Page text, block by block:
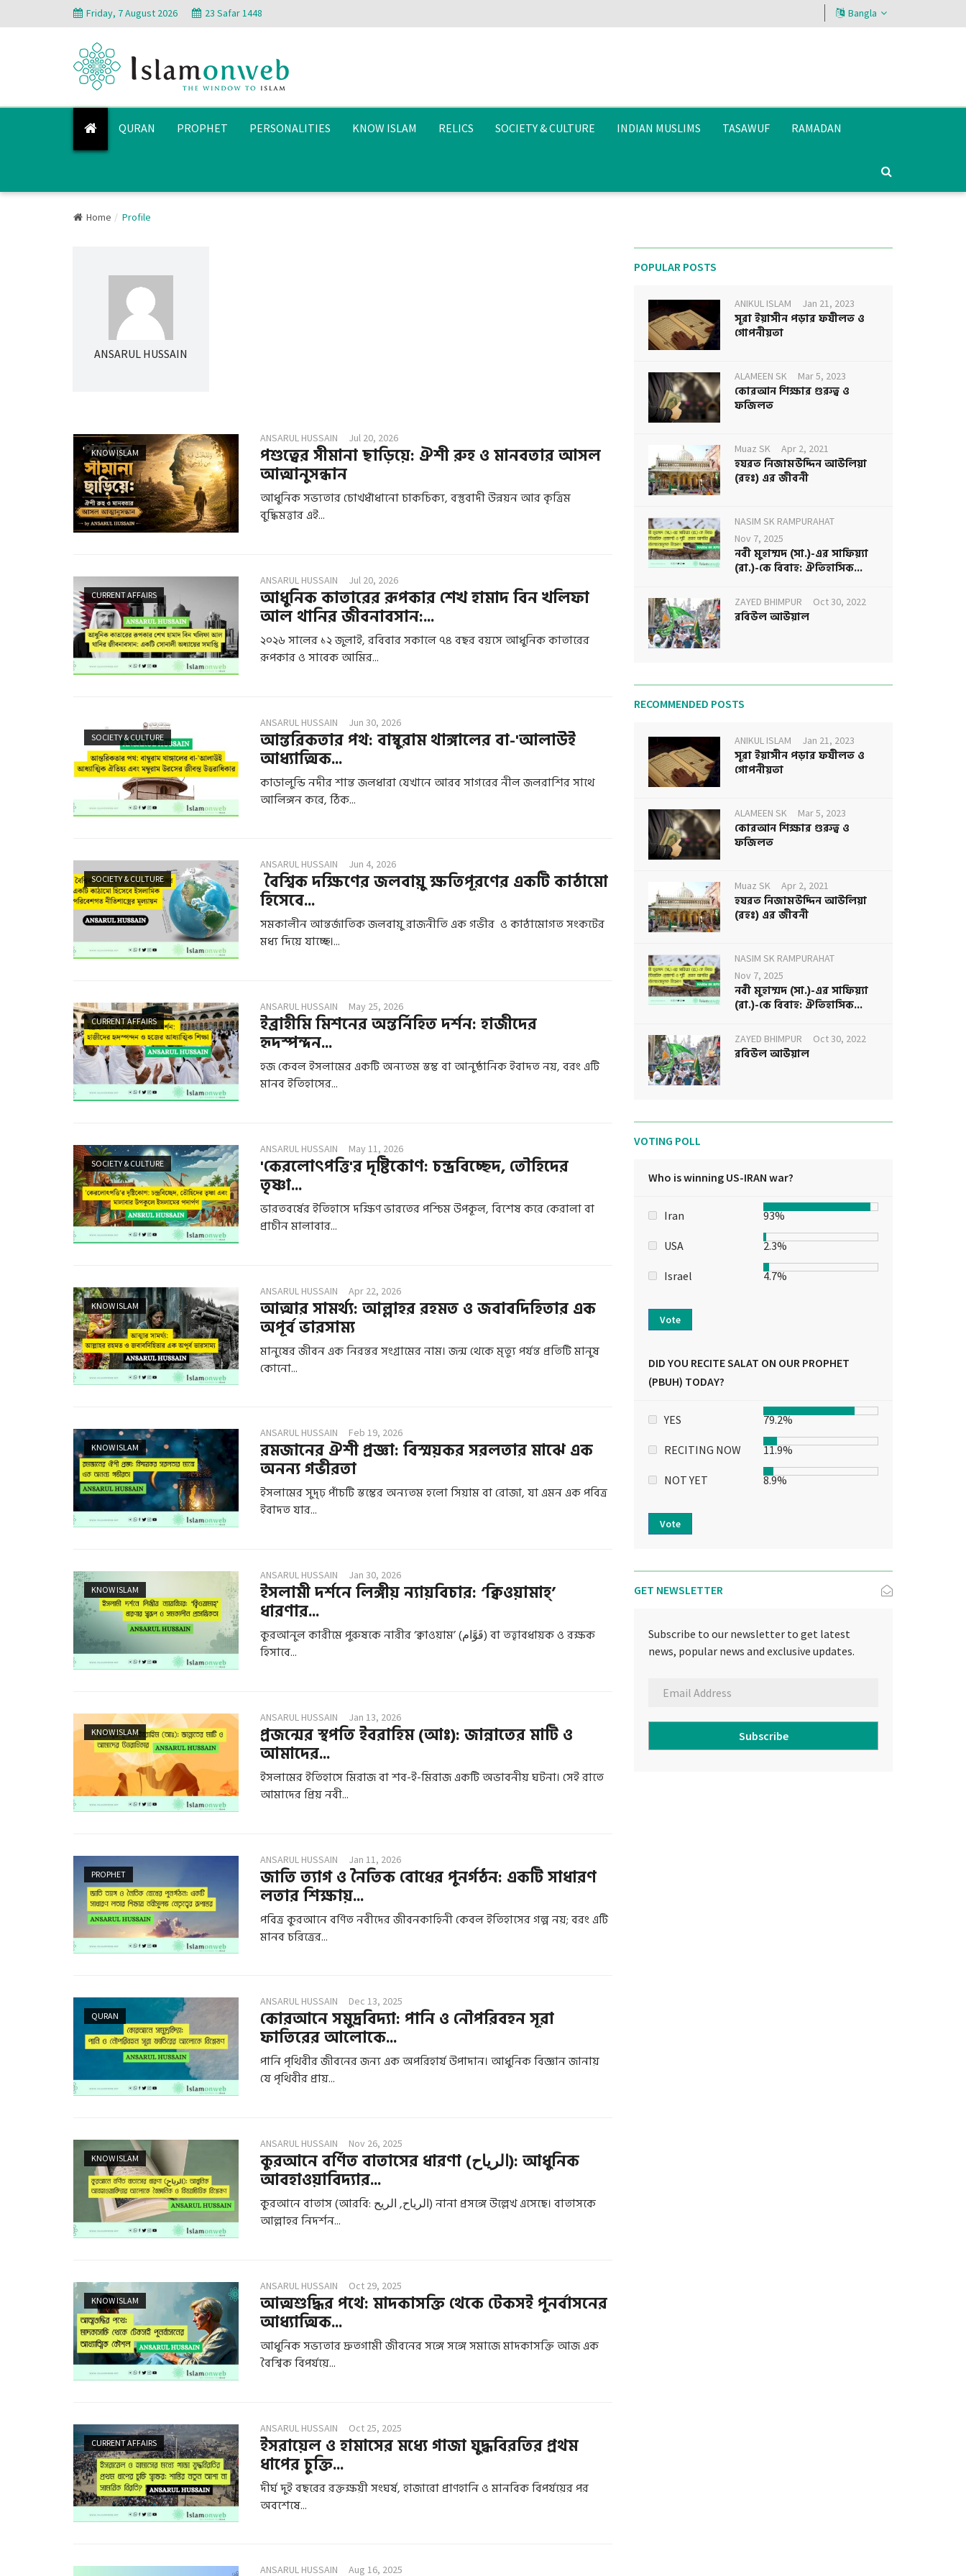
Friday, 7 August 2026 23 Safar 1448 Bangla
QURAN PROPHET PERSONALITIES KNOW ISLAM RELICS SOCIETY & CULTURE INDIAN MUSLIMS TASAWUF RAMADAN
Home Profile
ANSARUL HUSSAIN
KNOW ISLAM
ANSARUL HUSSAIN Jul 20, 2026
পশুত্বের সীমানা ছাড়িয়ে: ঐশী রুহ ও মানবতার আসল
আত্মানুসন্ধান
আধুনিক সভ্যতার চোখধাঁধানো চাকচিক্য, বস্তুবাদী উন্নয়ন আর কৃত্রিম
বুদ্ধিমত্তার এই...
CURRENT AFFAIRS
ANSARUL HUSSAIN Jul 20, 2026
আধুনিক কাতারের রূপকার শেখ হামাদ বিন খলিফা
আল থানির জীবনাবসান:...
২০২৬ সালের ১২ জুলাই, রবিবার সকালে ৭৪ বছর বয়সে আধুনিক কাতারের
রূপকার ও সাবেক আমির...
SOCIETY & CULTURE
ANSARUL HUSSAIN Jun 30, 2026
আন্তরিকতার পথ: বাম্বুরাম থাঙ্গালের বা-'আলাউই
আধ্যাত্মিক...
কাডালুন্ডি নদীর শান্ত জলধারা যেখানে আরব সাগরের নীল জলরাশির সাথে
আলিঙ্গন করে, ঠিক...
SOCIETY & CULTURE
ANSARUL HUSSAIN Jun 4, 2026
বৈশ্বিক দক্ষিণের জলবায়ু ক্ষতিপূরণের একটি কাঠামো
হিসেবে...
সমকালীন আন্তর্জাতিক জলবায়ু রাজনীতি এক গভীর ও কাঠামোগত সংকটের
মধ্য দিয়ে যাচ্ছে।...
CURRENT AFFAIRS
ANSARUL HUSSAIN May 25, 2026
ইব্রাহীমি মিশনের অন্তর্নিহিত দর্শন: হাজীদের
হৃদস্পন্দন...
হজ কেবল ইসলামের একটি অন্যতম স্তম্ভ বা আনুষ্ঠানিক ইবাদত নয়, বরং এটি
মানব ইতিহাসের...
SOCIETY & CULTURE
ANSARUL HUSSAIN May 11, 2026
'কেরলোৎপত্তি'র দৃষ্টিকোণ: চন্দ্রবিচ্ছেদ, তৌহিদের
তৃষ্ণা...
ভারতবর্ষের ইতিহাসে দক্ষিণ ভারতের পশ্চিম উপকূল, বিশেষ করে কেরালা বা
প্রাচীন মালাবার...
KNOW ISLAM
ANSARUL HUSSAIN Apr 22, 2026
আত্মার সামর্থ্য: আল্লাহর রহমত ও জবাবদিহিতার এক
অপূর্ব ভারসাম্য
মানুষের জীবন এক নিরন্তর সংগ্রামের নাম। জন্ম থেকে মৃত্যু পর্যন্ত প্রতিটি মানুষ
কোনো...
KNOW ISLAM
ANSARUL HUSSAIN Feb 19, 2026
রমজানের ঐশী প্রজ্ঞা: বিস্ময়কর সরলতার মাঝে এক
অনন্য গভীরতা
ইসলামের সুদৃঢ় পাঁচটি স্তম্ভের অন্যতম হলো সিয়াম বা রোজা, যা এমন এক পবিত্র
ইবাদত যার...
KNOW ISLAM
ANSARUL HUSSAIN Jan 30, 2026
ইসলামী দর্শনে লিঙ্গীয় ন্যায়বিচার: ‘ক্বিওয়ামাহ্’
ধারণার...
কুরআনুল কারীমে পুরুষকে নারীর ‘ক্বাওয়াম’ (قَوَّام) বা তত্ত্বাবধায়ক ও রক্ষক
হিসাবে...
KNOW ISLAM
ANSARUL HUSSAIN Jan 13, 2026
প্রজন্মের স্থপতি ইবরাহিম (আঃ): জান্নাতের মাটি ও
আমাদের...
ইসলামের ইতিহাসে মিরাজ বা শব-ই-মিরাজ একটি অভাবনীয় ঘটনা। সেই রাতে
আমাদের প্রিয় নবী...
PROPHET
ANSARUL HUSSAIN Jan 11, 2026
জাতি ত্যাগ ও নৈতিক বোধের পুনর্গঠন: একটি সাধারণ
লতার শিক্ষায়...
পবিত্র কুরআনে বর্ণিত নবীদের জীবনকাহিনী কেবল ইতিহাসের গল্প নয়; বরং এটি
মানব চরিত্রের...
QURAN
ANSARUL HUSSAIN Dec 13, 2025
কোরআনে সমুদ্রবিদ্যা: পানি ও নৌপরিবহন সূরা
ফাতিরের আলোকে...
পানি পৃথিবীর জীবনের জন্য এক অপরিহার্য উপাদান। আধুনিক বিজ্ঞান জানায়
যে পৃথিবীর প্রায়...
KNOW ISLAM
ANSARUL HUSSAIN Nov 26, 2025
কুরআনে বর্ণিত বাতাসের ধারণা (الرياح): আধুনিক
আবহাওয়াবিদ্যার...
কুরআনে বাতাস (আরবি: الرياح, الريح) নানা প্রসঙ্গে উল্লেখ এসেছে। বাতাসকে
আল্লাহর নিদর্শন...
KNOW ISLAM
ANSARUL HUSSAIN Oct 29, 2025
আত্মশুদ্ধির পথে: মাদকাসক্তি থেকে টেকসই পুনর্বাসনের
আধ্যাত্মিক...
আধুনিক সভ্যতার দ্রুতগামী জীবনের সঙ্গে সঙ্গে সমাজে মাদকাসক্তি আজ এক
বৈশ্বিক বিপর্যয়ে...
CURRENT AFFAIRS
ANSARUL HUSSAIN Oct 25, 2025
ইসরায়েল ও হামাসের মধ্যে গাজা যুদ্ধবিরতির প্রথম
ধাপের চুক্তি...
দীর্ঘ দুই বছরের রক্তক্ষয়ী সংঘর্ষ, হাজারো প্রাণহানি ও মানবিক বিপর্যয়ের পর
অবশেষে...
ANSARUL HUSSAIN Aug 16, 2025
POPULAR POSTS
ANIKUL ISLAM Jan 21, 2023
সূরা ইয়াসীন পড়ার ফযীলত ও
গোপনীয়তা
ALAMEEN SK Mar 5, 2023
কোরআন শিক্ষার গুরুত্ব ও
ফজিলত
Muaz SK Apr 2, 2021
হযরত নিজামউদ্দিন আউলিয়া
(রহঃ) এর জীবনী
NASIM SK RAMPURAHAT
Nov 7, 2025
নবী মুহাম্মদ (সা.)-এর সাফিয়্যা
(রা.)-কে বিবাহ: ঐতিহাসিক...
ZAYED BHIMPUR Oct 30, 2022
রবিউল আউয়াল
RECOMMENDED POSTS
ANIKUL ISLAM Jan 21, 2023
সূরা ইয়াসীন পড়ার ফযীলত ও
গোপনীয়তা
ALAMEEN SK Mar 5, 2023
কোরআন শিক্ষার গুরুত্ব ও
ফজিলত
Muaz SK Apr 2, 2021
হযরত নিজামউদ্দিন আউলিয়া
(রহঃ) এর জীবনী
NASIM SK RAMPURAHAT
Nov 7, 2025
নবী মুহাম্মদ (সা.)-এর সাফিয়্যা
(রা.)-কে বিবাহ: ঐতিহাসিক...
ZAYED BHIMPUR Oct 30, 2022
রবিউল আউয়াল
VOTING POLL
Who is winning US-IRAN war?
Iran 93%
USA 2.3%
Israel 4.7%
Vote
DID YOU RECITE SALAT ON OUR PROPHET
(PBUH) TODAY?
YES 79.2%
RECITING NOW 11.9%
NOT YET 8.9%
Vote
GET NEWSLETTER
Subscribe to our newsletter to get latest
news, popular news and exclusive updates.
Subscribe